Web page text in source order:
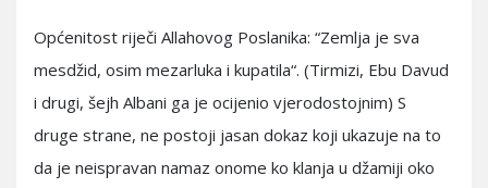
Općenitost riječi Allahovog Poslanika: “Zemlja je sva
mesdžid, osim mezarluka i kupatila“. (Tirmizi, Ebu Davud
i drugi, šejh Albani ga je ocijenio vjerodostojnim) S
druge strane, ne postoji jasan dokaz koji ukazuje na to
da je neispravan namaz onome ko klanja u džamiji oko